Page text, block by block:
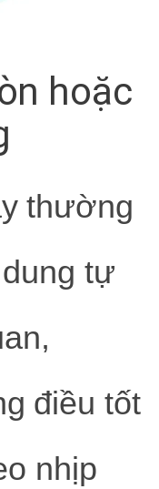
hoặc
thường
tự
điều tốt
nhịp